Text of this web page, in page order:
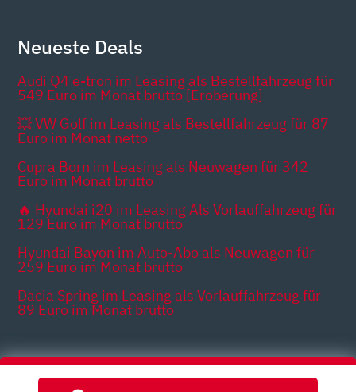
Neueste Deals
Audi Q4 e-tron im Leasing als Bestellfahrzeug für
549 Euro im Monat brutto [Eroberung]
💥 VW Golf im Leasing als Bestellfahrzeug für 87
Euro im Monat netto
Cupra Born im Leasing als Neuwagen für 342
Euro im Monat brutto
🔥 Hyundai i20 im Leasing Als Vorlauffahrzeug für
129 Euro im Monat brutto
Hyundai Bayon im Auto-Abo als Neuwagen für
259 Euro im Monat brutto
Dacia Spring im Leasing als Vorlauffahrzeug für
89 Euro im Monat brutto